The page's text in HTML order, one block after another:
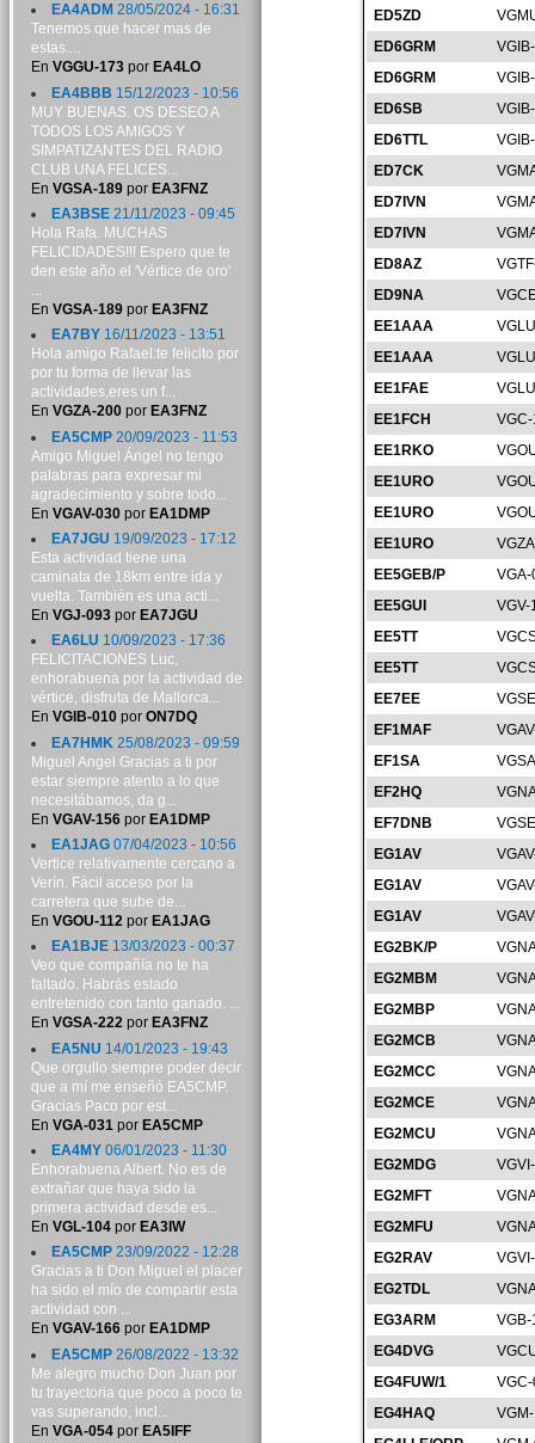
ED5ZD
ED6GRM
ED6GRM
ED6SB
ED6TTL
ED7CK
ED7IVN
ED7IVN
ED8AZ
ED9NA
EE1AAA
EE1AAA
EE1FAE
EE1FCH
EE1RKO
EE1URO
EE1URO
EE1URO
EE5GEB/P
EE5GUI
VGV-
EE5TT
EE5TT
EE7EE
EF1MAF
EF1SA
EF2HQ
EF7DNB
EG1AV
EG1AV
EG1AV
EG2BK/P
EG2MBM
EG2MBP
EG2MCB
EG2MCC
EG2MCE
EG2MCU
EG2MDG
EG2MFT
EG2MFU
EG2RAV
EG2TDL
EG3ARM
EG4DVG
EG4FUW/1
EG4HAQ
EA4ADM 28/05/2024 - 16:31
Tenemos que hacer mas de
estas....
En VGGU-173por EA4LO
EA4BBB 15/12/2023 - 10:56
MUY BUENAS. OS DESEO A
TODOS LOS AMIGOS Y
SIMPATIZANTES DEL RADIO
CLUB UNA FELICES...
En VGSA-189por EA3FNZ
EA3BSE21/11/2023 - 09:45
Hola Rafa. MUCHAS
FELICIDADES!!! Espero que te
den este año el 'Vértice de oro'
...
En VGSA-189por EA3FNZ
EA7BY16/11/2023 - 13:51
Hola amigo Rafael:te felicito por
por tu forma de llevar las
actividades,eres un f...
En VGZA-200por EA3FNZ
EA5CMP20/09/2023 - 11:53
Amigo Miguel Ángel no tengo
palabras para expresar mi
agradecimiento y sobre todo...
En VGAV-030por EA1DMP
EA7JGU 19/09/2023 - 17:12
Esta actividad tiene una
caminata de 18km entre ida y
vuelta. También es una acti...
En VGJ-093por EA7JGU
EA6LU 10/09/2023 - 17:36
FELICITACIONES Luc,
enhorabuena por la actividad de
vértice, disfruta de Mallorca...
En VGIB-010por ON7DQ
EA7HMK 25/08/2023 - 09:59
Miguel Angel Gracias a ti por
estar siempre atento a lo que
necesitábamos, da g...
En VGAV-156por EA1DMP
EA1JAG07/04/2023 - 10:56
Vertice relativamente cercano a
Verín. Fácil acceso por la
carretera que sube de...
En VGOU-112por EA1JAG
EA1BJE13/03/2023 - 00:37
Veo que compañía no te ha
faltado. Habrás estado
entretenido con tanto ganado. ...
En VGSA-222por EA3FNZ
EA5NU 14/01/2023 - 19:43
Que orgullo siempre poder decir
que a mí me enseñó EA5CMP.
Gracias Paco por est...
En VGA-031 por EA5CMP
EA4MY06/01/2023 - 11:30
Enhorabuena Albert. No es de
extrañar que haya sido la
primera actividad desde es...
En VGL-104por EA3IW
EA5CMP23/09/2022 - 12:28
Gracias a ti Don Miguel el placer
ha sido el mío de compartir esta
actividad con ...
En VGAV-166por EA1DMP
EA5CMP26/08/2022 - 13:32
Me alegro mucho Don Juan por
tu trayectoria que poco a poco te
vas superando, incl...
En VGA-054por EA5IFF